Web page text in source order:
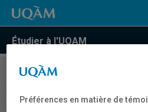
Étudier à l'UQAM
COURS//
aux technologies (produits
Préférences en matière de